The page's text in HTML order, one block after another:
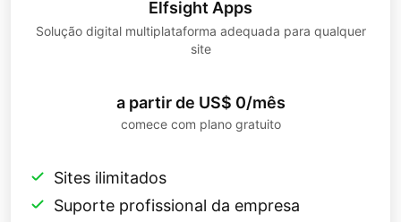
Elfsight Apps
Solução digital multiplataforma adequada para qualquer
site
a partir de US$ 0/mês
comece com plano gratuito
Sites ilimitados
Suporte profissional da empresa